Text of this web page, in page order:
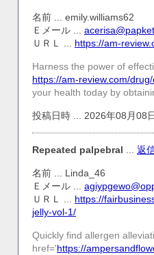
名前 ... emily.williams62
Ｅメール ...
ＵＲＬ ... https://am-
Harness the power of
https://am-review.com/
your health today by
投稿日時 ... 2026年08月08
Repeated palpebral 返
名前 ... Linda_46
Ｅメール ...
ＵＲＬ ... https://
jelly-vol-1/
Quickly find allergen
href='https://